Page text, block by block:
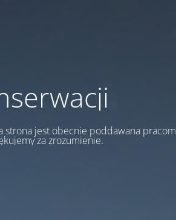
strona jest obecnie poddawana pracom
za zrozumienie.